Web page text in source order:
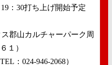
：30打ち上げ開始予定
郡山カルチャーパーク周
１）
：024-946-2068）